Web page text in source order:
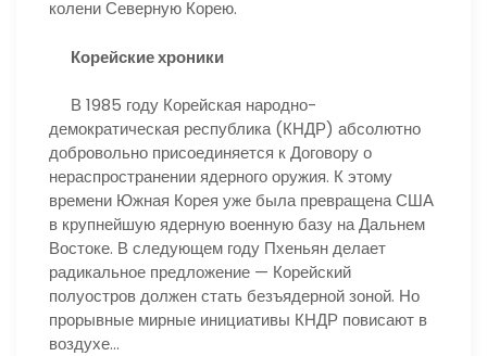
колени Северную Корею.
Корейские хроники
В 1985 году Корейская народно-
демократическая республика (КНДР) абсолютно
добровольно присоединяется к Договору о
нераспространении ядерного оружия. К этому
времени Южная Корея уже была превращена США
в крупнейшую ядерную военную базу на Дальнем
Востоке. В следующем году Пхеньян делает
радикальное предложение — Корейский
полуостров должен стать безъядерной зоной. Но
прорывные мирные инициативы КНДР повисают в
воздухе…